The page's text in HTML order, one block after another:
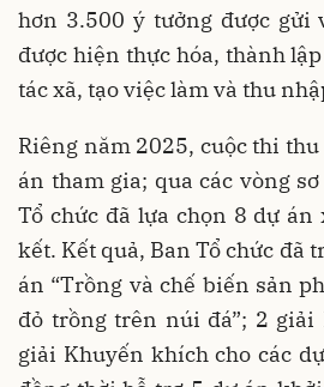
hơn 3.500 ý tưởng được gửi
được hiện thực hóa, thành
tác xã, tạo việc làm và thu
Riêng năm 2025, cuộc thi
án tham gia; qua các vòng
Tổ chức đã lựa chọn 8 dự án
kết. Kết quả, Ban Tổ chức đã
án “Trồng và chế biến sản
đỏ trồng trên núi đá”; 2
giải Khuyến khích cho các